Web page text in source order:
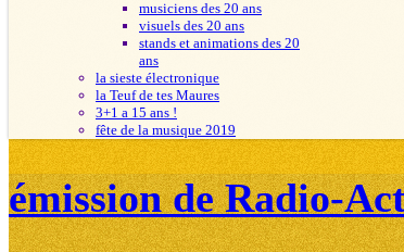
musiciens des 20 ans
visuels des 20 ans
stands et animations des 20
ans
la sieste électronique
la Teuf de tes Maures
3+1 a 15 ans !
fête de la musique 2019
émission de Radio-